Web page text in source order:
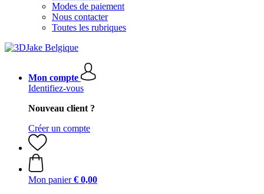
Modes de paiement
Nous contacter
Toutes les rubriques
Mon compte
Identifiez-vous
Nouveau client ?
Créer un compte
Mon panier € 0,00